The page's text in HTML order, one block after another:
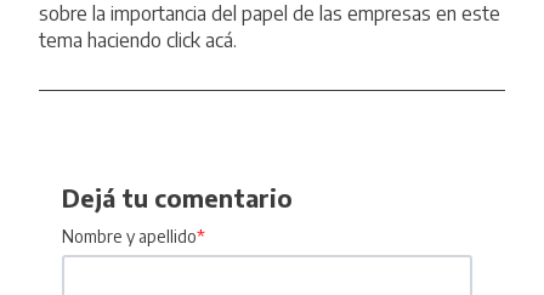
sobre la importancia del papel de las empresas en este
tema haciendo click acá.
Dejá tu comentario
Nombre y apellido*